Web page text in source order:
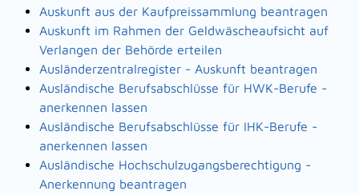
Auskunft aus der Kaufpreissammlung beantragen
Auskunft im Rahmen der Geldwäscheaufsicht auf
Verlangen der Behörde erteilen
Ausländerzentralregister - Auskunft beantragen
Ausländische Berufsabschlüsse für HWK-Berufe -
anerkennen lassen
Ausländische Berufsabschlüsse für IHK-Berufe -
anerkennen lassen
Ausländische Hochschulzugangsberechtigung -
Anerkennung beantragen